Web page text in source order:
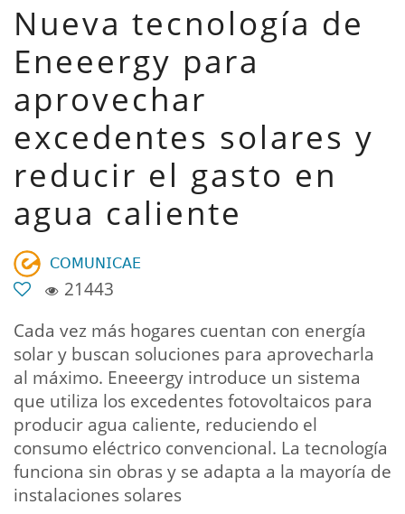
Nueva tecnología de
Eneeergy para
aprovechar
excedentes solares y
reducir el gasto en
agua caliente
𝖢𝖮𝖬𝖴𝖭𝖨𝖢𝖠𝖤
21443
Cada vez más hogares cuentan con energía
solar y buscan soluciones para aprovecharla
al máximo. Eneeergy introduce un sistema
que utiliza los excedentes fotovoltaicos para
producir agua caliente, reduciendo el
consumo eléctrico convencional. La tecnología
funciona sin obras y se adapta a la mayoría de
instalaciones solares